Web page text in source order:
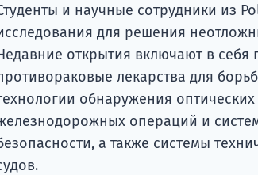
и научные сотрудники из
для решения
открытия включают в себя
лекарства для
обнаружения
операций и
а также системы